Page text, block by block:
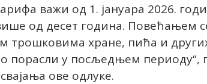
важи од 1. јануара 2026.
од десет година. Повећањем
трошковима хране, пића и
порасли у посљедњем периоду“,
ове одлуке.